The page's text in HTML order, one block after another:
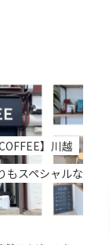
】川越
もスペシャルな